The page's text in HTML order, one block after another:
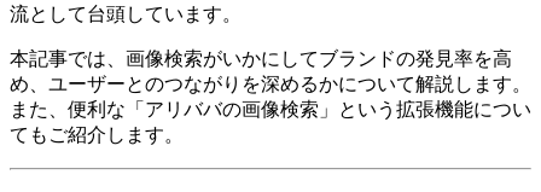
流として台頭しています。
本記事では、画像検索がいかにしてブランドの発見率を高
め、ユーザーとのつながりを深めるかについて解説します。
また、便利な「アリババの画像検索」という拡張機能につい
てもご紹介します。